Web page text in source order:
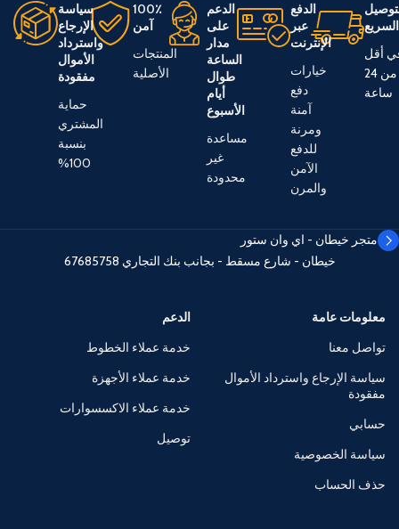
السريع
أقل
من 24
ساعة
الدفع
عبر
الإنترنت
خيارات
دفع
آمنة
ومرنة
للدفع
الآمن
والمرن
الدعم
على
مدار
الساعة
طوال
أيام
الأسبوع
مساعدة
غير
محدودة
100٪
آمن
المنتجات
الأصلية
سياسة
الإرجاع
واسترداد
الأموال
مفقودة
حماية
المشتري
بنسبة
100%
متجر خيطان - اي وان ستور
خيطان - شارع مسقط - بجانب بنك التجاري 67685758
معلومات عامة
تواصل معنا
سياسة الإرجاع واسترداد الأموال
مفقودة
حسابي
سياسة الخصوصية
حذف الحساب
الدعم
خدمة عملاء الخطوط
خدمة عملاء الأجهزة
خدمة عملاء الاكسسوارات
توصيل